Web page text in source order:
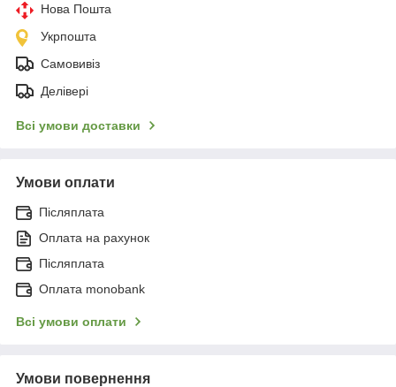
Нова Пошта
Укрпошта
Самовивіз
Делівері
Всі умови доставки
Умови оплати
Післяплата
Оплата на рахунок
Післяплата
Оплата monobank
Всі умови оплати
Умови повернення